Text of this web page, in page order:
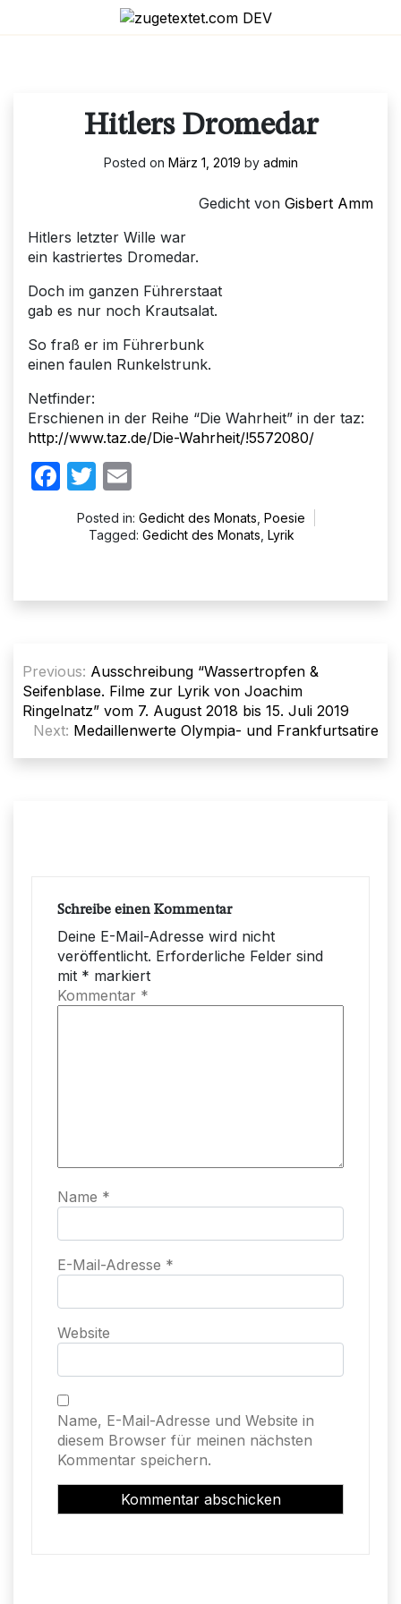
Hitlers Dromedar
Posted on März 1, 2019 by admin
Gedicht von Gisbert Amm
Hitlers letzter Wille war
ein kastriertes Dromedar.
Doch im ganzen Führerstaat
gab es nur noch Krautsalat.
So fraß er im Führerbunk
einen faulen Runkelstrunk.
Netfinder:
Erschienen in der Reihe “Die Wahrheit” in der taz:
http://www.taz.de/Die-Wahrheit/!5572080/
Facebook
Twitter
Posted in: Gedicht des Monats Poesie
Tagged: Gedicht des Monats Lyrik
Previous: Ausschreibung “Wassertropfen &
Seifenblase. Filme zur Lyrik von Joachim
Ringelnatz” vom 7. August 2018 bis 15. Juli 2019
Next: Medaillenwerte Olympia- und Frankfurtsatire
Schreibe einen Kommentar
Deine E-Mail-Adresse wird nicht
veröffentlicht. Erforderliche Felder sind
mit * markiert
Kommentar *
Name *
E-Mail-Adresse *
Website
Name, E-Mail-Adresse und Website in
diesem Browser für meinen nächsten
Kommentar speichern.